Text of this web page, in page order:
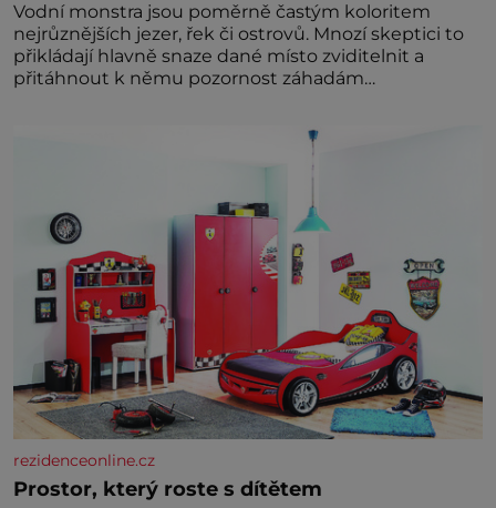
Vodní monstra jsou poměrně častým koloritem
nejrůznějších jezer, řek či ostrovů. Mnozí skeptici to
přikládají hlavně snaze dané místo zviditelnit a
přitáhnout k němu pozornost záhadám
rezidenceonline.cz
Prostor, který roste s dítětem